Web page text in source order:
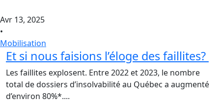
Avr 13, 2025
•
Mobilisation
Et si nous faisions l’éloge des faillites?
Les faillites explosent. Entre 2022 et 2023, le nombre
total de dossiers d’insolvabilité au Québec a augmenté
d’environ 80%*....